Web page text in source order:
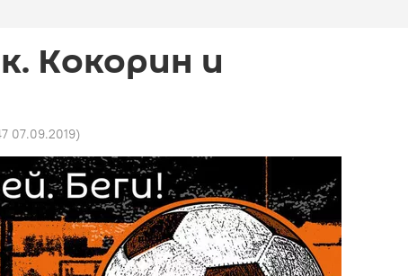
Кокорин и
07.09.2019)